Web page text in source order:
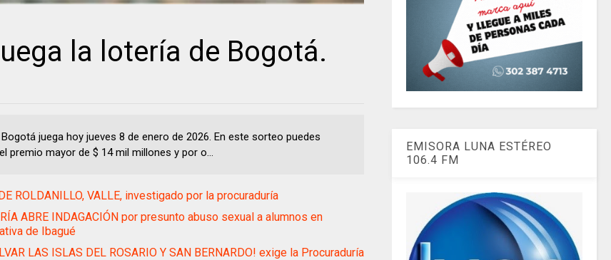
la lotería de Bogotá.
juega hoy jueves 8 de enero de 2026. En este sorteo puedes
premio mayor de $ 14 mil millones y por o...
ROLDANILLO, VALLE, investigado por la procuraduría
ABRE INDAGACIÓN por presunto abuso sexual a alumnos en
de Ibagué
LAS ISLAS DEL ROSARIO Y SAN BERNARDO! exige la Procuraduría
EMISORA LUNA ESTÉREO
106.4 FM